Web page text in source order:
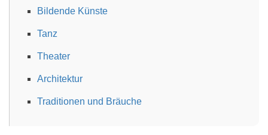
Bildende Künste
Tanz
Theater
Architektur
Traditionen und Bräuche